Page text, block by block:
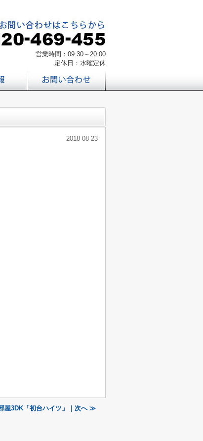
営業時間：09:30～20:00
定休日：水曜定休
2018-08-23
屋3DK「初台ハイツ」｜次へ ≫